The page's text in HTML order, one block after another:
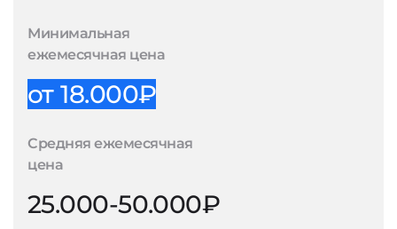
Минимальная
ежемесячная цена
от 18.000₽
Средняя ежемесячная
цена
25.000-50.000₽